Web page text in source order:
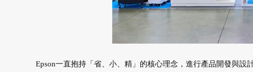
Epson一直抱持「省、小、精」的核心理念，進行產品開發與